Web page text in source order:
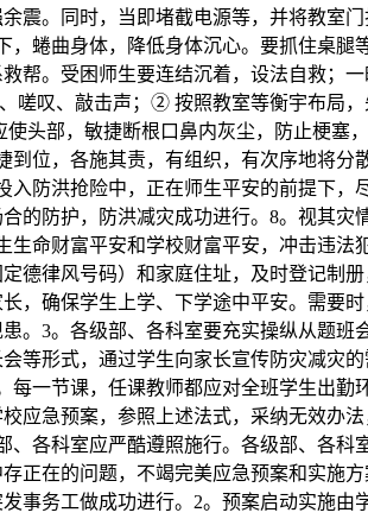
震。同时，当即堵截电源等，并将教室
蜷曲身体，降低身体沉心。要抓住桌
。受困师生要连结沉着，设法自救；
叹、敲击声；② 按照教室等衡宇布局
头部，敏捷断根口鼻内灰尘，防止梗塞
位，各施其责，有组织，有次序地将
防洪抢险中，正在师生平安的前提下，
的防护，防洪减灾成功进行。8。视其
命财富平安和学校财富平安，冲击违
德律风号码）和家庭住址，及时登记制
，确保学生上学、下学途中平安。需要
。3。各级部、各科室要充实操纵从题
等形式，通过学生向家长宣传防灾减灾
一节课，任课教师都应对全班学生出
应急预案，参照上述法式，采纳无效办
各科室应严酷遵照施行。各级部、各
正在的问题，不竭完美应急预案和实施
事务工做成功进行。2。预案启动实施